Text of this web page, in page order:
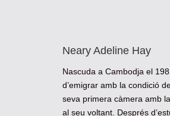
Neary Adeline Hay
Nascuda a Cambodja el
d’emigrar amb la condició
seva primera càmera amb
al seu voltant. Després